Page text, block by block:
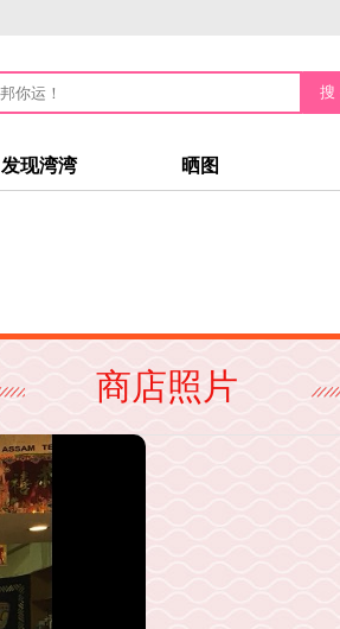
发现湾湾 晒图
商店照片